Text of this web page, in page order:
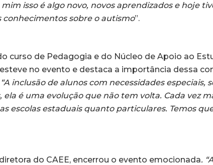
isso é algo novo, novos aprendizados e hoje
sobre o autismo”.
curso de Pedagogia e do Núcleo de Apoio ao
no evento e destaca a importância dessa
“A inclusão de alunos com necessidades especiais,
ela é uma evolução que não tem volta. Cada vez
escolas estaduais quanto particulares. Temos
do CAEE, encerrou o evento emocionada.